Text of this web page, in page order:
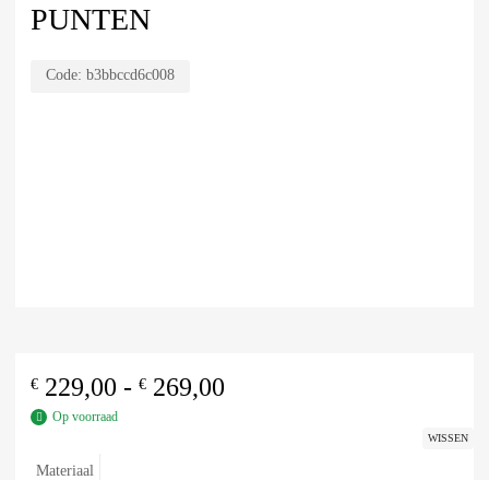
PUNTEN
Code: b3bbccd6c008
€ 229,00 - € 269,00
Op voorraad
Materiaal
WISSEN